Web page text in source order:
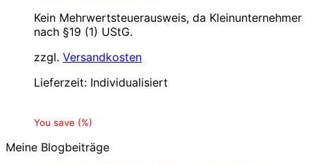
Kein Mehrwertsteuerausweis, da Kleinunternehmer
nach §19 (1) UStG.
zzgl. Versandkosten
Lieferzeit: Individualisiert
You save (%)
Meine Blogbeiträge